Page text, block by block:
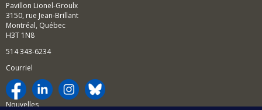
Pavillon Lionel-Groulx
3150, rue Jean-Brillant
Montréal, Québec
H3T 1N8
514 343-6234
Courriel
Nouvelles